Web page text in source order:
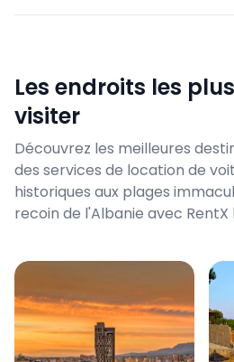
Les endroits les
visiter
Découvrez les meilleures
des services de location de
historiques aux plages
recoin de l'Albanie avec